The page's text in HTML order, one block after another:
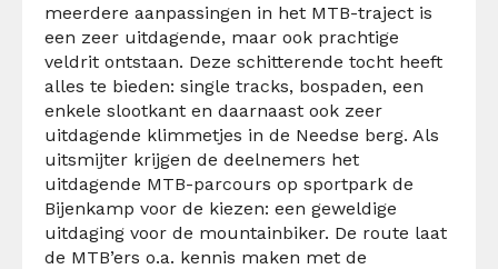
meerdere aanpassingen in het MTB-traject is
een zeer uitdagende, maar ook prachtige
veldrit ontstaan. Deze schitterende tocht heeft
alles te bieden: single tracks, bospaden, een
enkele slootkant en daarnaast ook zeer
uitdagende klimmetjes in de Needse berg. Als
uitsmijter krijgen de deelnemers het
uitdagende MTB-parcours op sportpark de
Bijenkamp voor de kiezen: een geweldige
uitdaging voor de mountainbiker. De route laat
de MTB’ers o.a. kennis maken met de